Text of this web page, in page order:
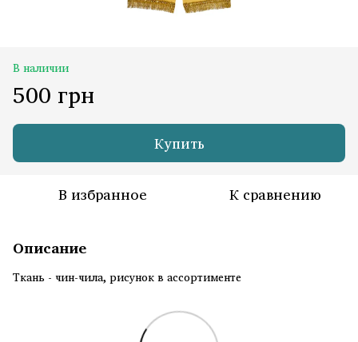
В наличии
500 грн
Купить
В избранное К сравнению
Описание
Ткань - чин-чила, рисунок в ассортименте